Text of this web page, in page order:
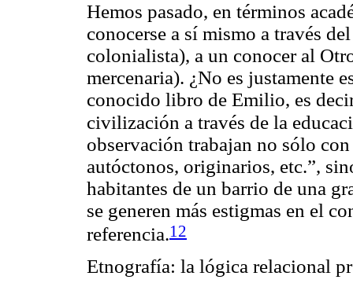
Hemos pasado, en términos
conocerse a sí mismo a través
colonialista), a un conocer al
mercenaria). ¿No es justamente
conocido libro de Emilio, es
civilización a través de la
observación trabajan no sólo
autóctonos, originarios, etc.”,
habitantes de un barrio de una
se generen más estigmas en el
referencia.12
Etnografía: la lógica relacional